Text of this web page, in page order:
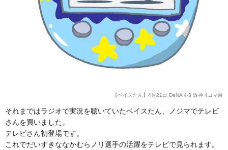
【ベイスたん】4月21日 DeNA 4-3 阪神 4コマ目
それまではラジオで実況を聴いていたベイスたん、ノジマでテレビ
さんを買いました。
テレビさん初登場です。
これでだいすきななかむらノリ選手の活躍をテレビで見られます。